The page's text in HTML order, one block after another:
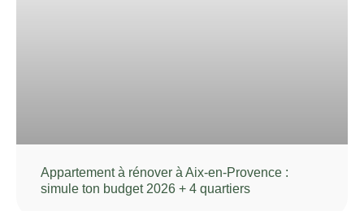
Appartement à rénover à Aix-en-Provence :
simule ton budget 2026 + 4 quartiers